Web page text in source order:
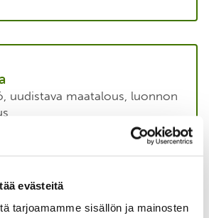
evästeitä
tarjoamamme sisällön ja mainosten
uudistava maatalous, luonnon